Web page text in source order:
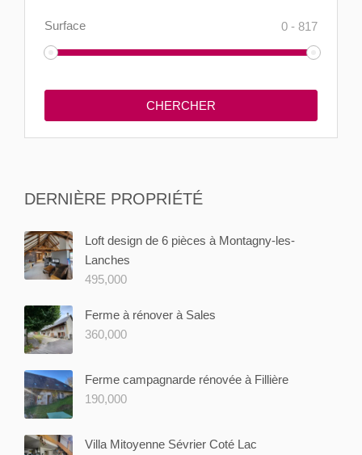
Surface 0 - 817
DERNIÈRE PROPRIÉTÉ
Loft design de 6 pièces à Montagny-les-
Lanches
495,000
Ferme à rénover à Sales
360,000
Ferme campagnarde rénovée à Fillière
190,000
Villa Mitoyenne Sévrier Coté Lac